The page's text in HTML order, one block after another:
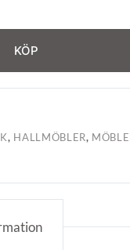
KÖP
, HALLMÖBLER,